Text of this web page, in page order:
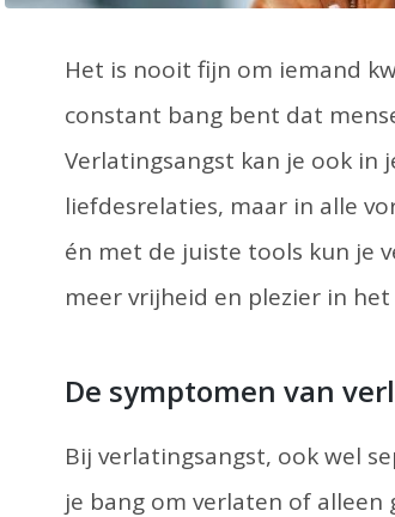
Het is nooit fijn om iemand
constant bang bent dat
Verlatingsangst kan je ook in
liefdesrelaties, maar in alle
én met de juiste tools kun je
meer vrijheid en plezier in
De symptomen van
Bij verlatingsangst, ook wel
je bang om verlaten of